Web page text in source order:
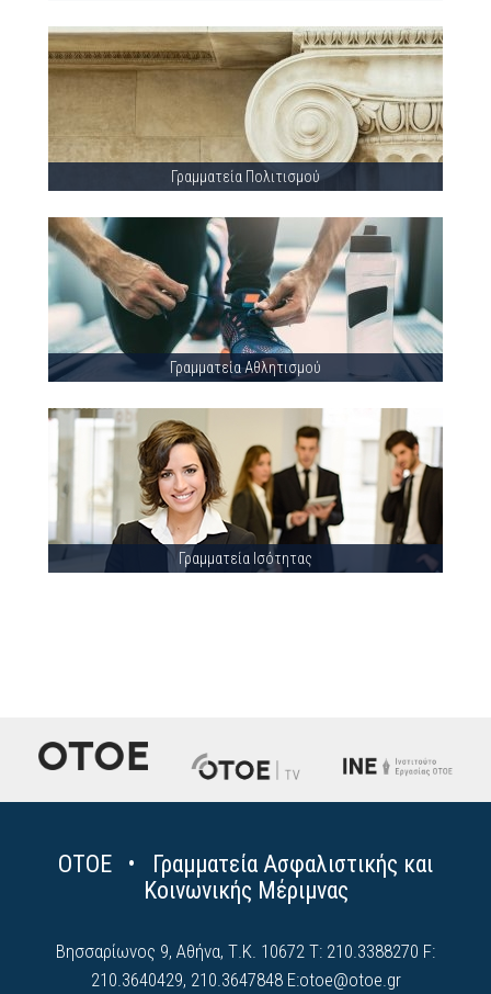
Γραμματεία Πολιτισμού
Γραμματεία Αθλητισμού
Γραμματεία Ισότητας
ΟΤΟΕ • Γραμματεία Ασφαλιστικής και
Κοινωνικής Μέριμνας
Βησσαρίωνος 9, Αθήνα, Τ.Κ. 10672 Τ: 210.3388270 F:
210.3640429, 210.3647848 E:otoe@otoe.gr